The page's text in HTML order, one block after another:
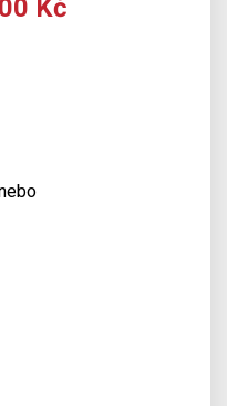
Kč